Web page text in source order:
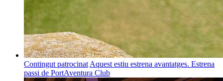
Contingut patrocinat Aquest estiu estrena avantatges. Estrena
passi de PortAventura Club